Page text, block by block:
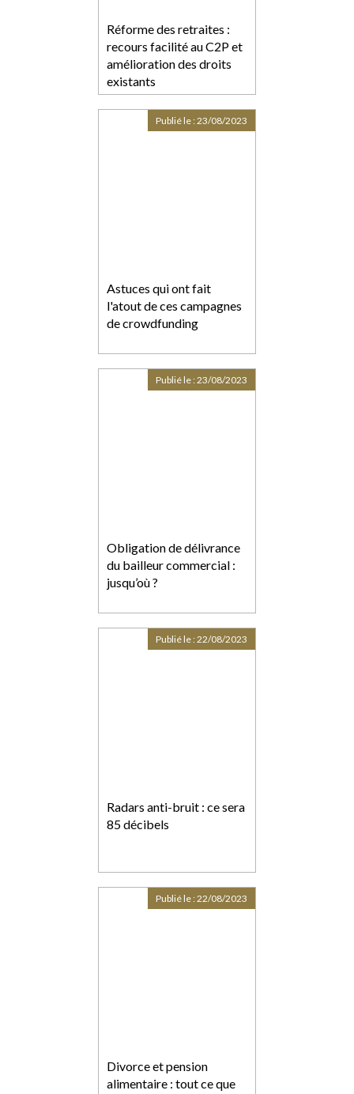
Réforme des retraites :
recours facilité au C2P et
amélioration des droits
existants
Astuces qui ont fait
l'atout de ces campagnes
de crowdfunding
Publié le :23/08/2023
Obligation de délivrance
du bailleur commercial :
jusqu’où ?
Publié le :23/08/2023
Radars anti-bruit : ce sera
85 décibels
Publié le :22/08/2023
Divorce et pension
alimentaire : tout ce que
Publié le :22/08/2023